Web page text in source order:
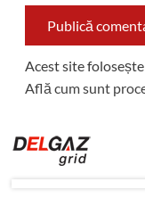
Acest site
Află cum sunt